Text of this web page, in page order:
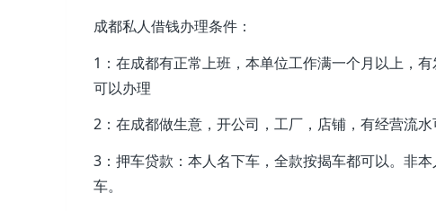
成都私人借钱办理条件：
1：在成都有正常上班，本单位工作满一个月以上，
可以办理
2：在成都做生意，开公司，工厂，店铺，有经营流水
3：押车贷款：本人名下车，全款按揭车都可以。非
车。